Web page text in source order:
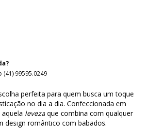
99595.0249
perfeita para quem busca um toque
no dia a dia. Confeccionada em
leveza que combina com qualquer
design romântico com babados.